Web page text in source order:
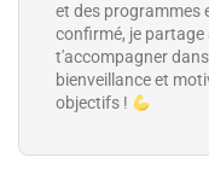
et des programmes
confirmé, je partage
t'accompagner
bienveillance et
objectifs !